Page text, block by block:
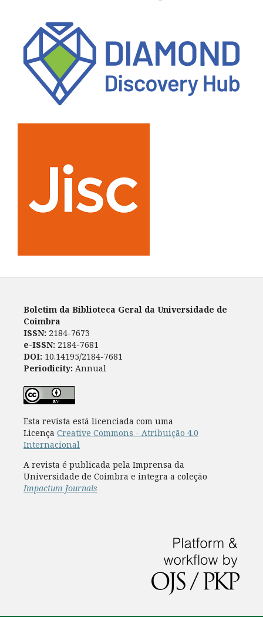
Boletim da Biblioteca Geral da Universidade de
Coimbra
ISSN: 2184-7673
e-ISSN: 2184-7681
DOI: 10.14195/2184-7681
Periodicity: Annual
Esta revista está licenciada com uma
Licença Creative Commons - Atribuição 4.0
Internacional
A revista é publicada pela Imprensa da
Universidade de Coimbra e integra a coleção
Impactum Journals